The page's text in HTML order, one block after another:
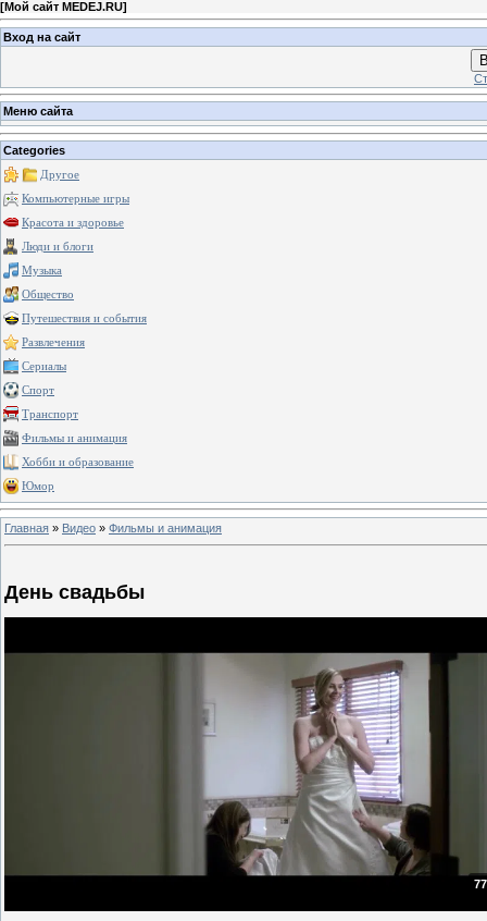
[Мой сайт MEDEJ.RU]
Вход на сайт
Меню сайта
Categories
Другое
Компьютерные игры
Красота и здоровье
Люди и блоги
Музыка
Общество
Путешествия и события
Развлечения
Сериалы
Спорт
Транспорт
Фильмы и анимация
Хобби и образование
Юмор
Главная » Видео » Фильмы и анимация
День свадьбы